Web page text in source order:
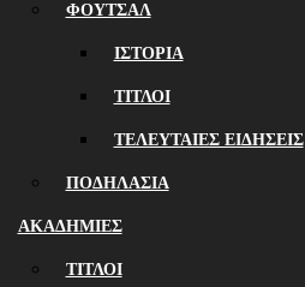
ΦΟΥΤΣΑΛ
ΙΣΤΟΡΙΑ
ΤΙΤΛΟΙ
ΤΕΛΕΥΤΑΙΕΣ ΕΙΔΗΣΕΙΣ
ΠΟΔΗΛΑΣΙΑ
ΑΚΑΔΗΜΙΕΣ
ΤΙΤΛΟΙ